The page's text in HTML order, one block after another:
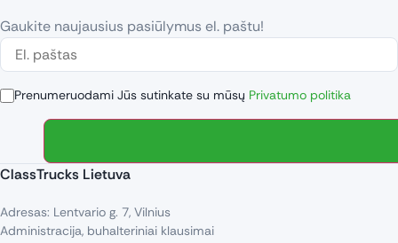
Gaukite naujausius pasiūlymus el. paštu!
Prenumeruodami Jūs sutinkate su mūsų Privatumo politika
ClassTrucks Lietuva
Adresas: Lentvario g. 7, Vilnius
Administracija, buhalteriniai klausimai